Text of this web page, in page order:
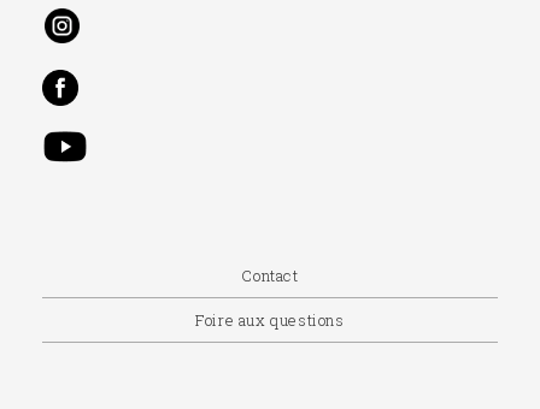
Contact
Foire aux questions